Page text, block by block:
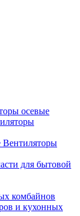
осевые
Вентиляторы
для бытовой
комбайнов
и кухонных